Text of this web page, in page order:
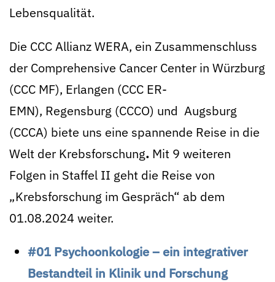
Lebensqualität.
Die CCC Allianz WERA, ein Zusammenschluss
der Comprehensive Cancer Center in Würzburg
(CCC MF), Erlangen (CCC ER-
EMN), Regensburg (CCCO) und Augsburg
(CCCA) biete uns eine spannende Reise in die
Welt der Krebsforschung. Mit 9 weiteren
Folgen in Staffel II geht die Reise von
„Krebsforschung im Gespräch“ ab dem
01.08.2024 weiter.
#01 Psychoonkologie – ein integrativer
Bestandteil in Klinik und Forschung